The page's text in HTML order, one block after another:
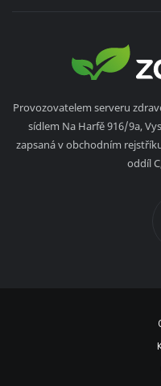
Provozovatelem serveru
sídlem Na Harfě 916/9a,
zapsaná v obchodním
oddíl